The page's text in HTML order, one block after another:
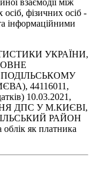
фізичних осіб -
інформаційними
УКРАЇНИ,
44116011,
10.03.2021,
ДПС У М.КИЄВІ,
РАЙОН
як платника